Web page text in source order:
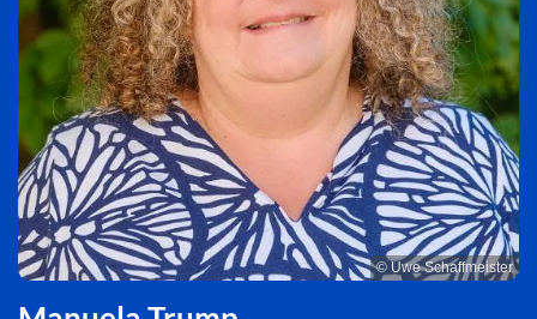
© Uwe Schaffmeister